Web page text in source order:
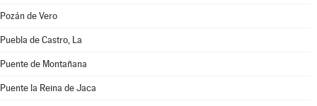
Pozán de Vero
Puebla de Castro, La
Puente de Montañana
Puente la Reina de Jaca